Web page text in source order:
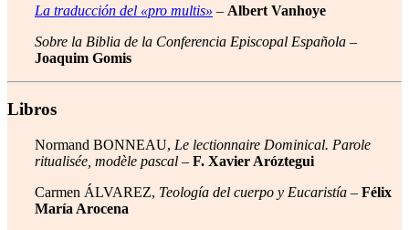
La traducción del «pro multis» – Albert Vanhoye
Sobre la Biblia de la Conferencia Episcopal Española –
Joaquim Gomis
Libros
Normand BONNEAU, Le lectionnaire Dominical. Parole
ritualisée, modèle pascal – F. Xavier Aróztegui
Carmen ÁLVAREZ, Teología del cuerpo y Eucaristía – Félix
María Arocena